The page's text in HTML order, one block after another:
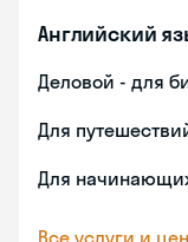
Английский
Деловой - для
Для
Для
Все услуги и